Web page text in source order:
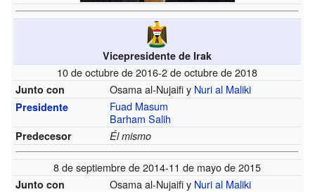
Vicepresidente de Irak
10 de octubre de 2016-2 de octubre de 2018
Junto con Osama al-Nujaifi y Nuri al Maliki
Presidente
Fuad Masum
Barham Salih
Predecesor Él mismo
8 de septiembre de 2014-11 de mayo de 2015
Junto con Osama al-Nujaifi y Nuri al Maliki